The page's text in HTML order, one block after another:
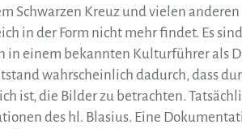
Schwarzen Kreuz und vielen
in der Form nicht mehr findet. Es
in einem bekannten Kulturführer als
wahrscheinlich dadurch, dass
ist, die Bilder zu betrachten.
des hl. Blasius. Eine